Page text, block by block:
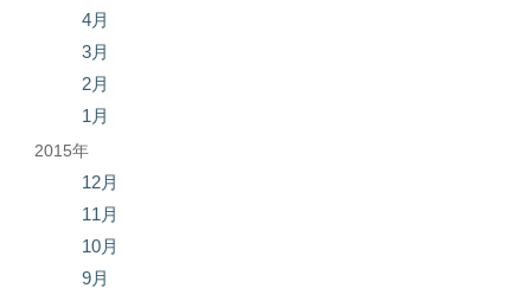
4月
3月
2月
1月
2015年
12月
11月
10月
9月